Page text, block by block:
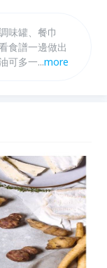
味罐、餐巾
食譜一邊做出
可多一道防水
...more